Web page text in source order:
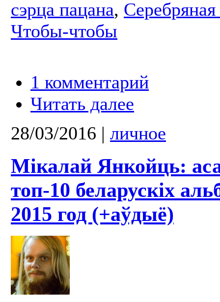
сэрца пацана, Серебряная
Чтобы-чтобы
1 комментарий
Читать далее
28/03/2016 | личное
Мікалай Янкойць:
топ-10 беларускіх
2015 год (+аўдыё)